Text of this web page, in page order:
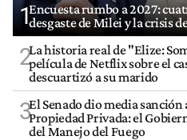
1Encuesta rumbo a 2027:
desgaste de Milei y la crisis
2La historia real de "Elize:
película de Netflix sobre el
descuartizó a su marido
3El Senado dio media
Propiedad Privada: el
del Manejo del Fuego